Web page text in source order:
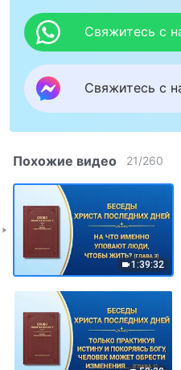
Свяжитесь с
Свяжитесь с
Похожие видео 21/260
1:39:32